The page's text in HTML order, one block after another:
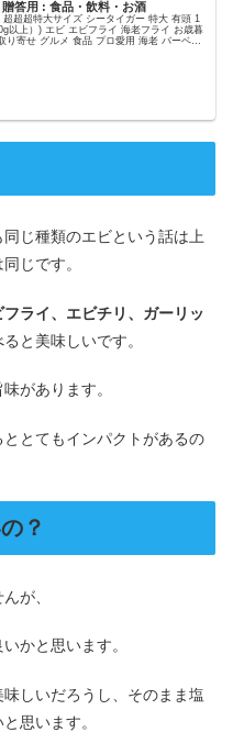
答用 : 食品・飲料・お酒
超超特大サイズ シータイガー 特大 有頭 1
以上）) エビ エビフライ 海老フライ お歳暮
り寄せ グルメ 食品 プロ愛用 海老 バーベキ
じ種類のエビという話は上
じです。
ライ、エビチリ、ガーリッ
と美味しいです。
があります。
とてもインパクトがあるの
？
が、
かと思います。
しいだろうし、そのまま塩
思います。